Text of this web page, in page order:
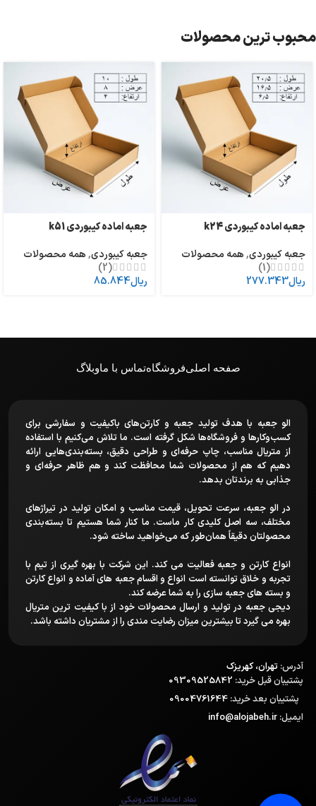
محبوب ترین محصولات
جعبه اماده کیبوردی k24
جعبه کیبوردی,همه محصولات
(1)
ریال277.343
جعبه اماده کیبوردی k51
جعبه کیبوردی,همه محصولات
(2)
ریال85.844
صفحه اصلیفروشگاهتماس با ماوبلاگ
الو جعبه با هدف تولید جعبه و کارتن‌های باکیفیت و سفارشی برای
کسب‌وکارها و فروشگاه‌ها شکل گرفته است. ما تلاش می‌کنیم با استفاده
از متریال مناسب، چاپ حرفه‌ای و طراحی دقیق، بسته‌بندی‌هایی ارائه
دهیم که هم از محصولات شما محافظت کند و هم ظاهر حرفه‌ای و
جذابی به برندتان بدهد.
در الو جعبه، سرعت تحویل، قیمت مناسب و امکان تولید در تیراژهای
مختلف، سه اصل کلیدی کار ماست. ما کنار شما هستیم تا بسته‌بندی
محصولتان دقیقاً همان‌طور که می‌خواهید ساخته شود.
انواع کارتن و جعبه فعالیت می کند. این شرکت با بهره گیری از تیم با
تجربه و خلاق توانسته است انواع و اقسام جعبه های آماده و انواع کارتن
و بسته های جعبه سازی را به شما عرضه کند.
دیجی جعبه در تولید و ارسال محصولات خود از با کیفیت ترین متریال
بهره می گیرد تا بیشترین میزان رضایت مندی را از مشتریان داشته باشد.
آدرس: تهران، کهریزک
پشتیبان قبل خرید: 09309525842
پشتیبان بعد خرید:
ایمیل: info@alojabeh.ir